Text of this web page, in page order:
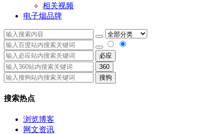
相关视频
电子烟品牌
必应
360
搜狗
搜索热点
浏览博客
网文资讯